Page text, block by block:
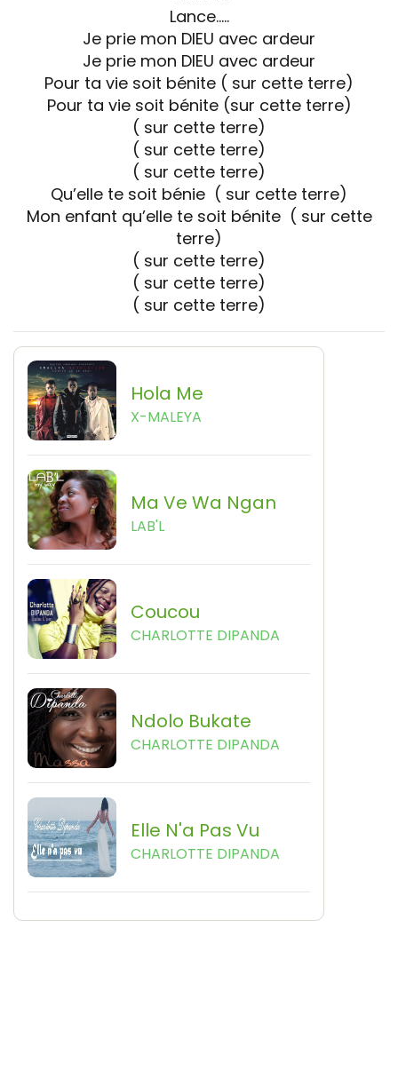
Lance…..
Je prie mon DIEU avec ardeur
Je prie mon DIEU avec ardeur
Pour ta vie soit bénite ( sur cette terre)
Pour ta vie soit bénite (sur cette terre)
( sur cette terre)
( sur cette terre)
( sur cette terre)
Qu’elle te soit bénie ( sur cette terre)
Mon enfant qu’elle te soit bénite ( sur cette
terre)
( sur cette terre)
( sur cette terre)
( sur cette terre)
Hola Me
X-MALEYA
Ma Ve Wa Ngan
LAB'L
Coucou
CHARLOTTE DIPANDA
Ndolo Bukate
CHARLOTTE DIPANDA
Elle N'a Pas Vu
CHARLOTTE DIPANDA